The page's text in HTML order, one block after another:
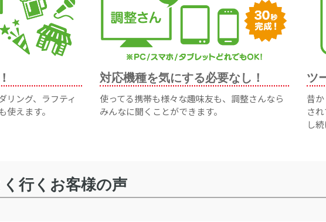
リング、ラフティ
使えます。
対応機種を気にする必要なし！
使ってる携帯も様々な趣味友も、調整さんなら
みんなに聞くことができます。
ツ
昔
さ
し
行くお客様の声